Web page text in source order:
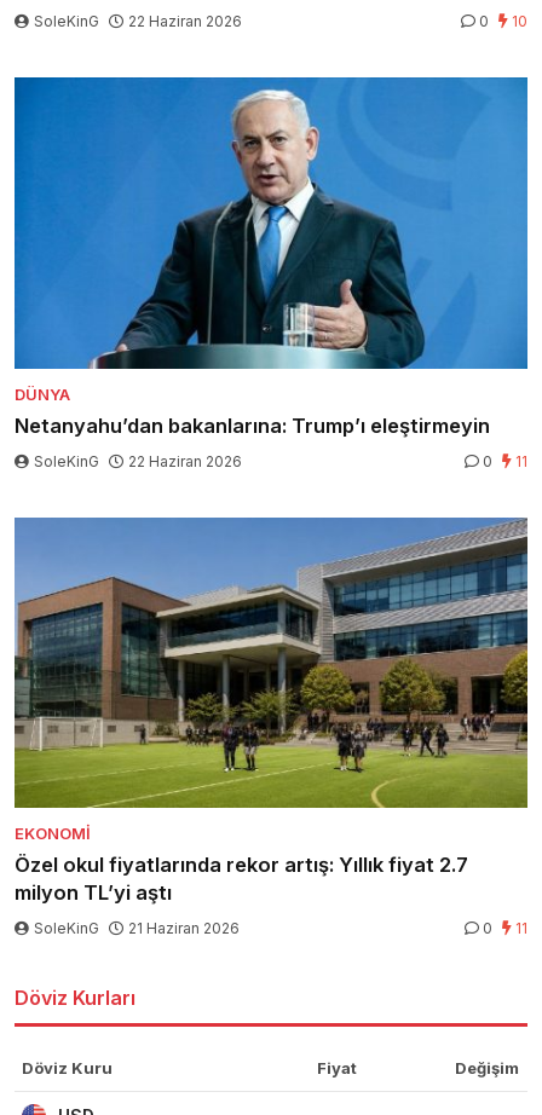
SoleKinG 22 Haziran 2026 0 10
DÜNYA
Netanyahu’dan bakanlarına: Trump’ı eleştirmeyin
SoleKinG 22 Haziran 2026 0 11
EKONOMI
Özel okul fiyatlarında rekor artış: Yıllık fiyat 2.7
milyon TL’yi aştı
SoleKinG 21 Haziran 2026 0 11
Döviz Kurları
Döviz Kuru Fiyat Değişim